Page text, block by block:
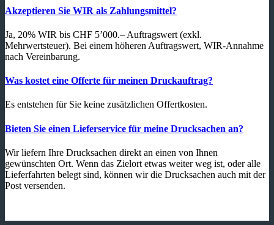
Akzeptieren Sie WIR als Zahlungsmittel?
Ja, 20% WIR bis CHF 5’000.– Auftragswert (exkl.
Mehrwertsteuer). Bei einem höheren Auftragswert, WIR-Annahme
nach Vereinbarung.
Was kostet eine Offerte für meinen Druckauftrag?
Es entstehen für Sie keine zusätzlichen Offertkosten.
Bieten Sie einen Lieferservice für meine Drucksachen an?
Wir liefern Ihre Drucksachen direkt an einen von Ihnen
gewünschten Ort. Wenn das Zielort etwas weiter weg ist, oder alle
Lieferfahrten belegt sind, können wir die Drucksachen auch mit der
Post versenden.